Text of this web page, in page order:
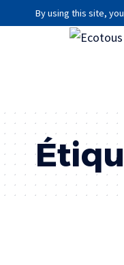
By using this site,